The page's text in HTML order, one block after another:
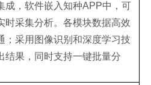
成，软件嵌入知种APP中，可
时采集分析。各模块数据高效
；采用图像识别和深度学习技
结果，同时支持一键批量分